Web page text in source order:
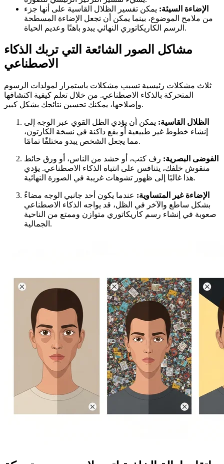
الإضاءة السيئة: يمكن تفسير الظلال القاسية على أنها جزء
من ملامح الموضوع، بينما يمكن أن تجعل الإضاءة المسطحة
الرسم الكاريكاتوري النهائي يبدو باهتًا وعديم الحياة.
مشاكل الصور الشائعة التي تربك الذكاء
الاصطناعي
ثلاث مشكلات رئيسية تسبب مشكلات باستمرار لمولدات الرسوم
المتحركة بالذكاء الاصطناعي. من خلال تعلم كيفية اكتشافها
وإصلاحها، يمكنك تحسين نتائجك بشكل كبير.
الظلال القاسية: يمكن أن يؤدي الظل القوي عبر الوجه إلى
إنشاء خطوط غير طبيعية أو بقع داكنة في نسخة الكارتون،
مما يجعل الشخص يبدو مختلفًا تمامًا.
الفوضى البصرية: رف كتب، أو حشد من الناس، أو ورق حائط
منقوش خلفك، يتنافس على انتباه الذكاء الاصطناعي. يؤدي
هذا غالبًا إلى ظهور تشوهات غريبة في الصورة النهائية.
الإضاءة غير المتساوية: عندما يكون أحد جانبي الوجه مضاءً
بشكل ساطع والآخر في الظل، قد يواجه الذكاء الاصطناعي
صعوبة في إنشاء رسم كاريكاتوري متوازن وممتع من الناحية
الجمالية.